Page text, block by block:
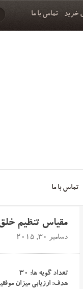
خرید تماس با ما
تماس با ما
مقیاس تنظیم خلق
دسامبر 30, 2015
تعداد گویه ها: ۳۰
هدف: ارزیابی میزان